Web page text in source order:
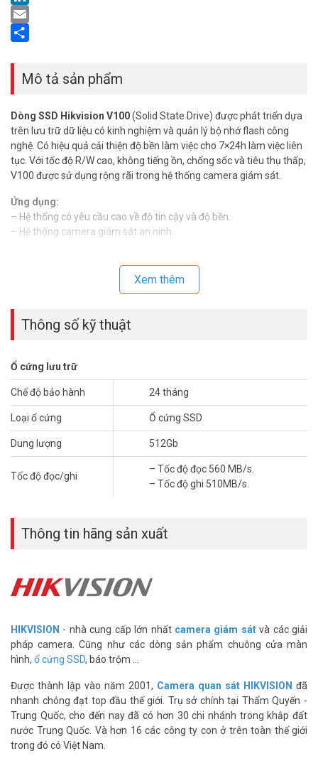
LinkedIn
Email
Mô tả sản phẩm
Dòng SSD Hikvision V100(Solid State Drive) được phát triển dựa
trên lưu trữ dữ liệu có kinh nghiệm và quản lý bộ nhớ flash công
nghệ. Có hiệu quả cải thiện độ bền làm việc cho 7×24h làm việc liên
tục. Với tốc độ R/W cao, không tiếng ồn, chống sốc và tiêu thụ thấp,
V100 được sử dụng rộng rãi trong hệ thống camera giám sát.
Ứng dụng:
– Hệ thống có yêu cầu cao về độ tin cậy và độ bền.
– Hệ thống camera giám sát an ninh.
HIKVISION HS-SSD-V100(STD)/512G
– Hãng sản xuất: Hikvision
– Model: V100.
– Dòng Surveillance.
– Dung lượng: 512GB.
– SATA II 3 Gbps, SATA I 1.5 Gbps.
– Tốc độ đọc 560 MB/s.
– Tốc độ ghi 510MB/s.
– Tổng số byte ghi: Lên đến 384TB.
– Bảo mật dữ liệu cao.
– Nhỏ và di động, dễ cài đặt.
– Kích thước: 80.15 mm × 22.15 mm × 2.38 mm.
SSD cho camera
Lưu ý:
– Hàng chính hãng bảo hành 36 tháng 1 đổi 1
nhất.
Tham khảo các kênh thông tin khác:
– Youtube:https://www.youtube.com/c/VuhoangTVChannel
– Website:https://vuhoangtelecom.vn/
Xem thêm
Thông số kỹ thuật
Ổ cứng lưu trữ
Chế độ bảo hành 24 tháng
Loại ổ cứng Ổ cứng SSD
Dung lượng 512Gb
Tốc độ đọc/ghi
– Tốc độ đọc 560 MB/s.
– Tốc độ ghi 510MB/s.
Thông tin hãng sản xuất
HIKVISION - nhà cung cấp lớn nhất camera giám sátvà các giải
pháp camera. Cũng như các dòng sản phẩm chuông cửa màn
hình, ổ cứng SSD, báo trộm ...
Được thành lập vào năm 2001, Camera quan sát HIKVISION đã
nhanh chóng đạt top đầu thế giới. Trụ sở chính tại Thẩm Quyến -
Trung Quốc, cho đến nay đã có hơn 30 chi nhánh trong khắp đất
nước Trung Quốc. Và hơn 16 các công ty con ở trên toàn thế giới
trong đó có Việt Nam.